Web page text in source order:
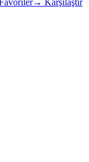
Favoriler→ Karşılaştır